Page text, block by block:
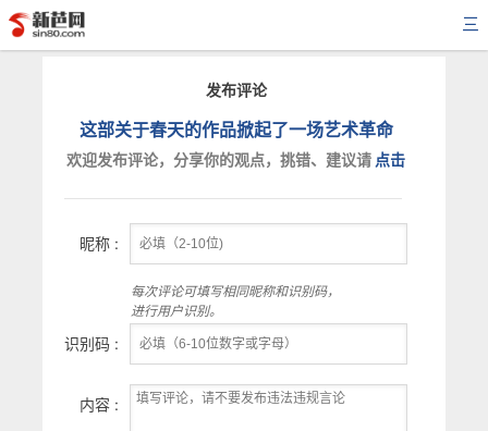
三
发布评论
这部关于春天的作品掀起了一场艺术革命
欢迎发布评论，分享你的观点，挑错、建议请 点击
昵称 :
每次评论可填写相同昵称和识别码，
进行用户识别。
识别码 :
内容 :